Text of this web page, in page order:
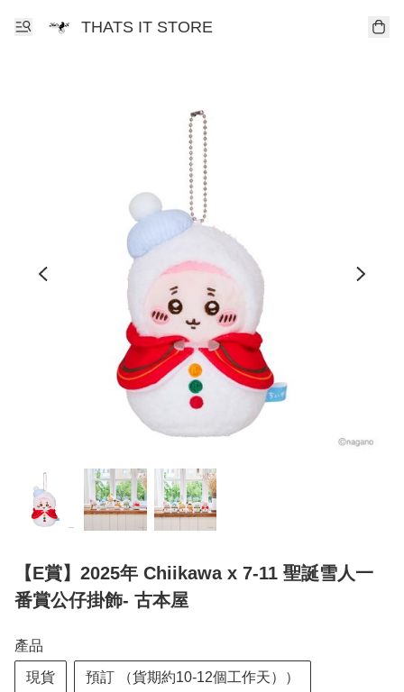
THATS IT STORE
【E賞】2025年 Chiikawa x 7-11 聖誕雪人一
番賞公仔掛飾- 古本屋
產品
現貨 預訂 （貨期約10-12個工作天））